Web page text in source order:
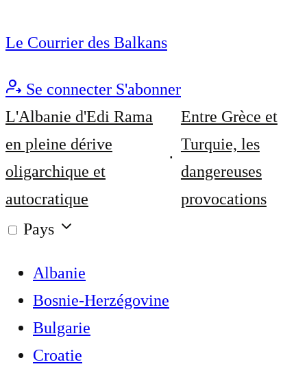
Le Courrier des Balkans
Se connecter S'abonner
L'Albanie d'Edi Rama
en pleine dérive
oligarchique et
autocratique
Entre Grèce et
Turquie, les
dangereuses
provocations
Pays
Albanie
Bosnie-Herzégovine
Bulgarie
Croatie